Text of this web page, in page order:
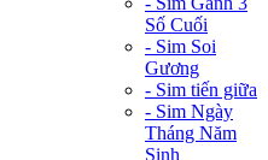
Số Cuối
- Sim Soi
Gương
- Sim tiến giữa
- Sim Ngày
Tháng Năm
Sinh